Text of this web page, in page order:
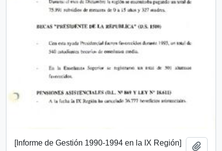
[Informe de Gestión 1990-1994 en la IX Región]